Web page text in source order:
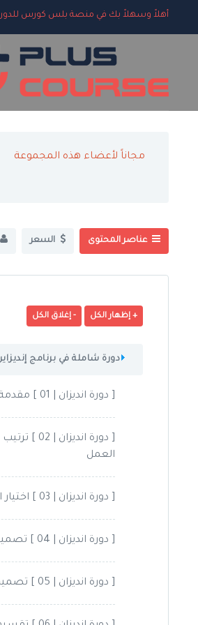
أهلاً وسهلاً بك في منصة بلس كورس للدورات
مجاناً لأعضاء هذه المجموعة
عناصر المحتوى السعر
دورة شاملة في برنامج
[ دورة انديزان | 01 ] مقدمة هامة جدا عن الدورة
[ دورة
العمل
[ دورة انديزان | 03 ] اختيار الخطوط والألوان
[ دورة انديزان | 04 ] تصميم الشعار
[ دورة انديزان | 05 ] تصميم غلاف المجلة